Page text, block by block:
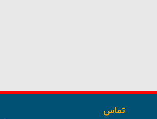
تماس